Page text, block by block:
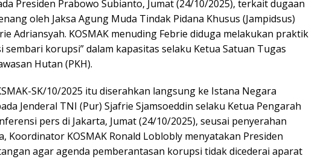
Presiden Prabowo Subianto, Jumat (24/10/2025), terkait dugaan
oleh Jaksa Agung Muda Tindak Pidana Khusus (Jampidsus)
Adriansyah. KOSMAK menuding Febrie diduga melakukan praktik
sembari korupsi” dalam kapasitas selaku Ketua Satuan Tugas
Hutan (PKH).
SK/10/2025 itu diserahkan langsung ke Istana Negara
Jenderal TNI (Pur) Sjafrie Sjamsoeddin selaku Ketua Pengarah
pers di Jakarta, Jumat (24/10/2025), seusai penyerahan
Koordinator KOSMAK Ronald Loblobly menyatakan Presiden
agar agenda pemberantasan korupsi tidak dicederai aparat